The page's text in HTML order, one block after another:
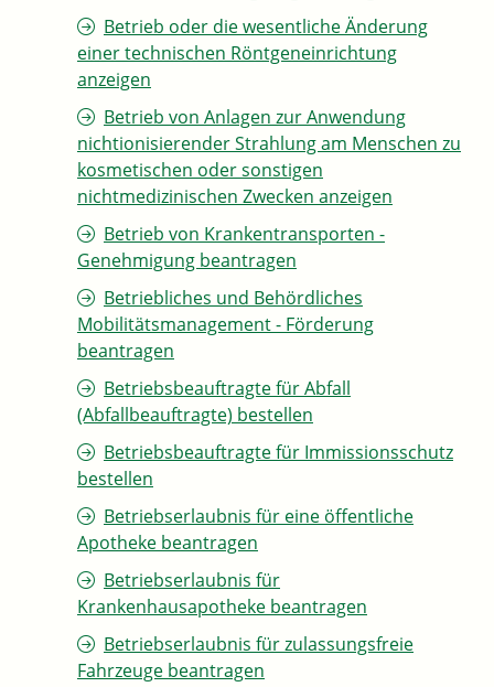
Betrieb oder die wesentliche Änderung
einer technischen Röntgeneinrichtung
anzeigen
Betrieb von Anlagen zur Anwendung
nichtionisierender Strahlung am Menschen zu
kosmetischen oder sonstigen
nichtmedizinischen Zwecken anzeigen
Betrieb von Krankentransporten -
Genehmigung beantragen
Betriebliches und Behördliches
Mobilitätsmanagement - Förderung
beantragen
Betriebsbeauftragte für Abfall
(Abfallbeauftragte) bestellen
Betriebsbeauftragte für Immissionsschutz
bestellen
Betriebserlaubnis für eine öffentliche
Apotheke beantragen
Betriebserlaubnis für
Krankenhausapotheke beantragen
Betriebserlaubnis für zulassungsfreie
Fahrzeuge beantragen